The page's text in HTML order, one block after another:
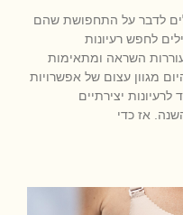
לדבר על התחפושת שהם
לחפש רעיונות
השראה ומתאימות
מגוון עצום של אפשרויות
יצירתיים
אז כדי